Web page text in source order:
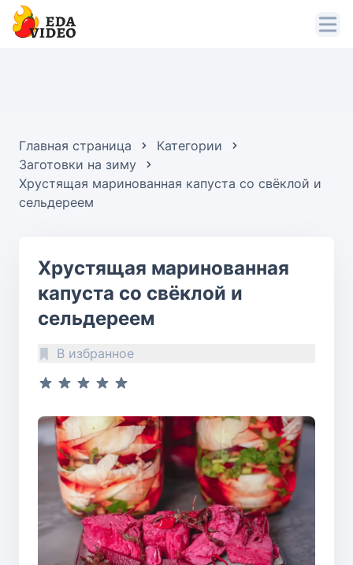
Главная страница
Категории
Заготовки на зиму
Хрустящая маринованная капуста со свёклой и
сельдереем
Хрустящая маринованная
капуста со свёклой и
сельдереем
В избранное